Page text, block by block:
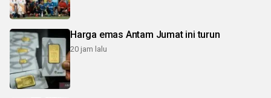
Harga emas Antam Jumat ini turun
20 jam lalu